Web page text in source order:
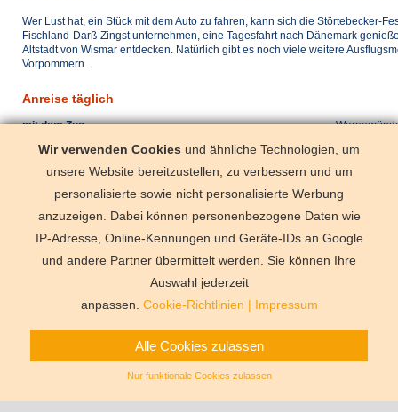
Wer Lust hat, ein Stück mit dem Auto zu fahren, kann sich die Störtebecker-
Fischland-Darß-Zingst unternehmen, eine Tagesfahrt nach Dänemark
Altstadt von Wismar entdecken. Natürlich gibt es noch viele weitere
Vorpommern.
Anreise täglich
mit dem Zug
mit dem Pkw
Rostock
mit dem Flugzeug
Rostock
Anreise ab 15:00 Uhr / Abreise bis 10:00 Uhr
Deutschland Florida
Wir verwenden Cookies und ähnliche Technologien, um
unsere Website bereitzustellen, zu verbessern und um
personalisierte sowie nicht personalisierte Werbung
anzuzeigen. Dabei können personenbezogene Daten wie
IP-Adresse, Online-Kennungen und Geräte-IDs an Google
und andere Partner übermittelt werden. Sie können Ihre
Auswahl jederzeit
anpassen. Cookie-Richtlinien | Impressum
Alle Cookies zulassen
Nur funktionale Cookies zulassen